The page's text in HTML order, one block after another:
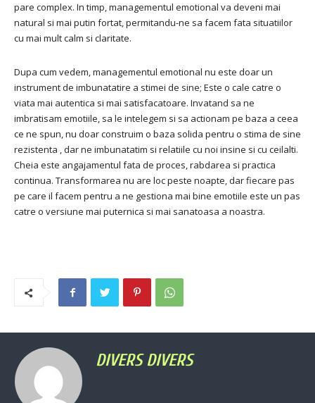
pare complex. In timp, managementul emotional va deveni mai
natural si mai putin fortat, permitandu-ne sa facem fata situatiilor
cu mai mult calm si claritate.
Dupa cum vedem, managementul emotional nu este doar un
instrument de imbunatatire a stimei de sine; Este o cale catre o
viata mai autentica si mai satisfacatoare. Invatand sa ne
imbratisam emotiile, sa le intelegem si sa actionam pe baza a ceea
ce ne spun, nu doar construim o baza solida pentru o stima de sine
rezistenta , dar ne imbunatatim si relatiile cu noi insine si cu ceilalti.
Cheia este angajamentul fata de proces, rabdarea si practica
continua. Transformarea nu are loc peste noapte, dar fiecare pas
pe care il facem pentru a ne gestiona mai bine emotiile este un pas
catre o versiune mai puternica si mai sanatoasa a noastra.
DIVERS DIVERS